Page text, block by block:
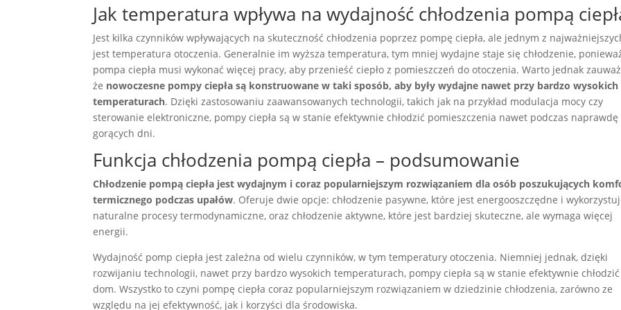
Jak temperatura wpływa na wydajność chłodzenia pompą
Jest kilka czynników wpływających na skuteczność chłodzenia poprzez pompę ciepła, ale jednym z
jest temperatura otoczenia. Generalnie im wyższa temperatura, tym mniej wydajne staje się chłodzenie,
pompa ciepła musi wykonać więcej pracy, aby przenieść ciepło z pomieszczeń do otoczenia. Warto jednak
że nowoczesne pompy ciepła są konstruowane w taki sposób, aby były wydajne nawet przy bardzo wysokich
temperaturach. Dzięki zastosowaniu zaawansowanych technologii, takich jak na przykład modulacja mocy czy
sterowanie elektroniczne, pompy ciepła są w stanie efektywnie chłodzić pomieszczenia nawet podczas naprawdę
gorących dni.
Funkcja chłodzenia pompą ciepła – podsumowanie
Chłodzenie pompą ciepła jest wydajnym i coraz popularniejszym rozwiązaniem dla osób poszukujących
termicznego podczas upałów. Oferuje dwie opcje: chłodzenie pasywne, które jest energooszczędne i
naturalne procesy termodynamiczne, oraz chłodzenie aktywne, które jest bardziej skuteczne, ale wymaga więcej
energii.
Wydajność pomp ciepła jest zależna od wielu czynników, w tym temperatury otoczenia. Niemniej jednak, dzięki
rozwijaniu technologii, nawet przy bardzo wysokich temperaturach, pompy ciepła są w stanie efektywnie chłodzić
dom. Wszystko to czyni pompę ciepła coraz popularniejszym rozwiązaniem w dziedzinie chłodzenia, zarówno ze
względu na jej efektywność, jak i korzyści dla środowiska.